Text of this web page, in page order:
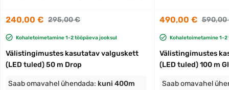
240,00 € 295,00 €
Kohaletoimetamine 1-2 tööpäeva jooksul
Välistingimustes kasutatav valguskett
(LED tuled) 50 m Drop
Saab omavahel ühendada: kuni 400m
490,00 € 590,00
Kohaletoimetamine 1-
Välistingimustes
(LED tuled) 100 m
Saab omavahel